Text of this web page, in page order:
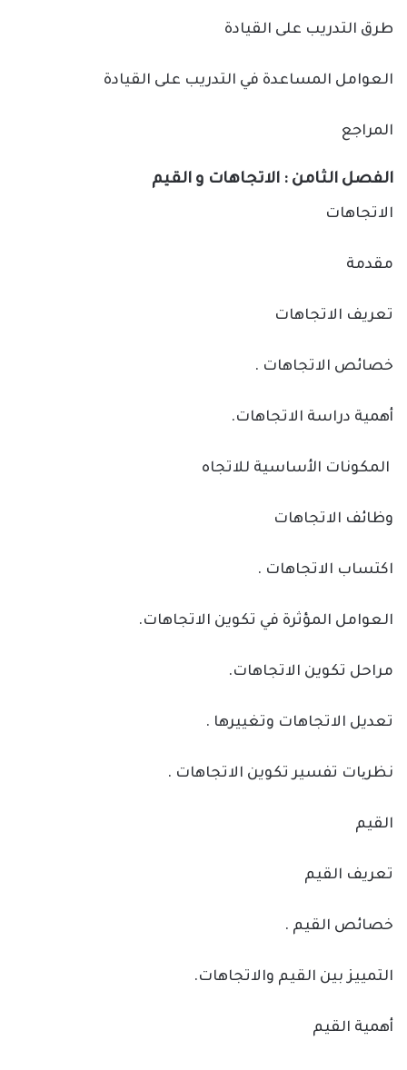
طرق التدريب على القيادة
العوامل المساعدة في التدريب على القيادة
المراجع
الفصل الثامن : الاتجاهات و القيم
الاتجاهات
مقدمة
تعريف الاتجاهات
خصائص الاتجاهات .
أهمية دراسة الاتجاهات.
المكونات الأساسية للاتجاه
وظائف الاتجاهات
اكتساب الاتجاهات .
العوامل المؤثرة في تكوين الاتجاهات.
مراحل تكوين الاتجاهات.
تعديل الاتجاهات وتغييرها .
نظریات تفسير تكوين الاتجاهات .
القيم
تعريف القيم
خصائص القيم .
التمييز بين القيم والاتجاهات.
أهمية القيم